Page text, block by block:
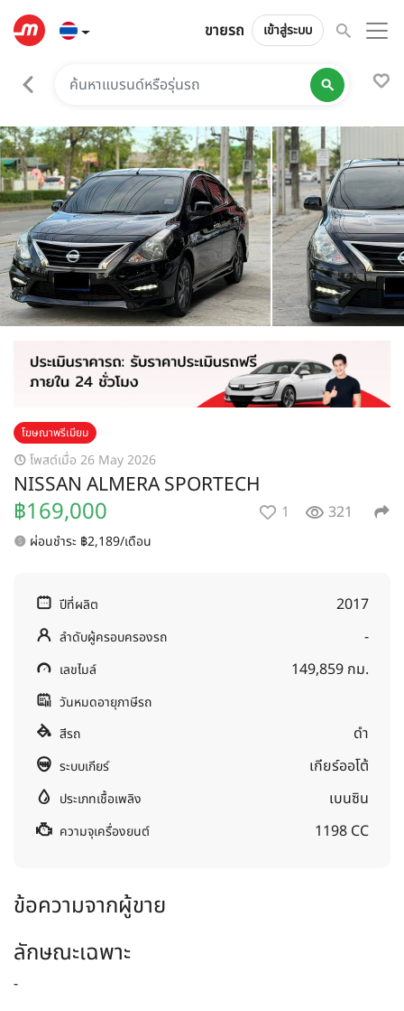
ขายรถ เข้าสู่ระบบ
โฆษณาพรีเมียม
โพสต์เมื่อ 26 May 2026
NISSAN ALMERA SPORTECH
฿169,000 1 321
ผ่อนชำระ ฿2,189/เดือน
ปีที่ผลิต 2017
ลำดับผู้ครอบครองรถ -
เลขไมล์ 149,859 กม.
วันหมดอายุภาษีรถ
สีรถ
ดำ
ระบบเกียร์ เกียร์ออโต้
ประเภทเชื้อเพลิง เบนซิน
ความจุเครื่องยนต์ 1198 CC
ข้อความจากผู้ขาย
ลักษณะเฉพาะ
-